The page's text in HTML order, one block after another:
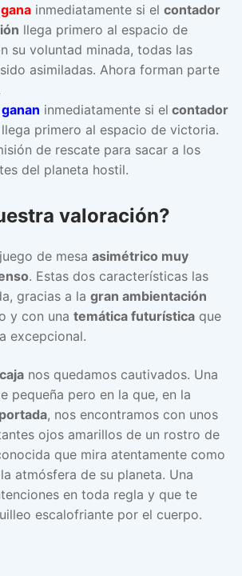
inmediatamente si el contador
llega primero al espacio de
su voluntad minada, todas las
asimiladas. Ahora forman parte
inmediatamente si el contador
llega primero al espacio de victoria.
de rescate para sacar a los
del planeta hostil.
valoración?
de mesa asimétrico muy
. Estas dos características las
gracias a la gran ambientación
y con una temática futurística que
excepcional.
caja nos quedamos cautivados. Una
pequeña pero en la que, en la
, nos encontramos con unos
ojos amarillos de un rostro de
que mira atentamente como
atmósfera de su planeta. Una
en toda regla y que te
escalofriante por el cuerpo.